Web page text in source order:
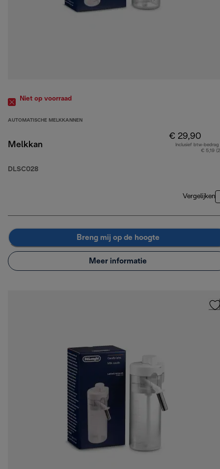
Niet op voorraad
AUTOMATISCHE MELKKANNEN
Melkkan
DLSC028
€ 29,90
Inclusief btw-bedrag
€ 5,19
Vergelijken
Breng mij op de hoogte
Meer informatie